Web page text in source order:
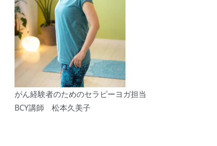
がん経験者のためのセラピーヨガ担当
BCY講師 松本久美子